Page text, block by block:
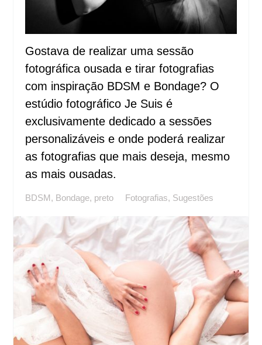
Gostava de realizar uma sessão
fotográfica ousada e tirar fotografias
com inspiração BDSM e Bondage? O
estúdio fotográfico Je Suis é
exclusivamente dedicado a sessões
personalizáveis e onde poderá realizar
as fotografias que mais deseja, mesmo
as mais ousadas.
BDSM, Bondage, preto Fotografias, Sugestões